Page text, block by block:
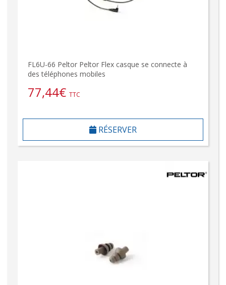
FL6U-66 Peltor Peltor Flex casque se connecte à
des téléphones mobiles
77,44€ TTC
RÉSERVER